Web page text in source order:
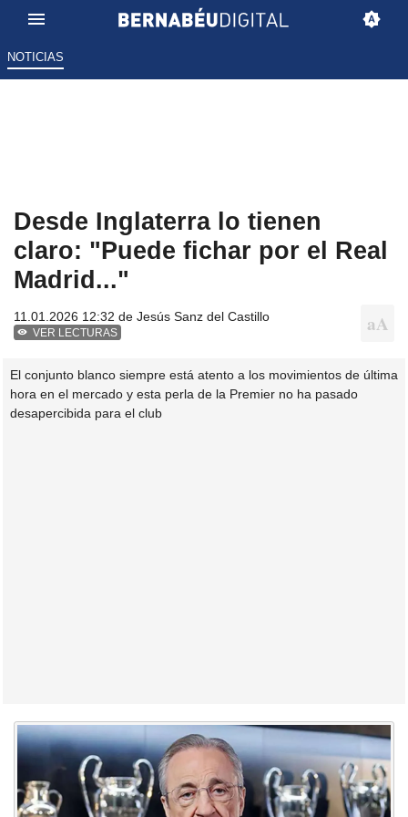
NOTICIAS
Desde Inglaterra lo tienen
claro: "Puede fichar por el Real
Madrid..."
11.01.2026 12:32 de Jesús Sanz del Castillo
VER LECTURAS
El conjunto blanco siempre está atento a los movimientos de última
hora en el mercado y esta perla de la Premier no ha pasado
desapercibida para el club